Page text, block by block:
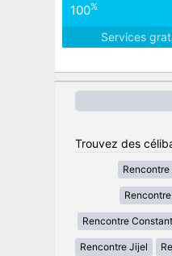
100%
Services
Trouvez des
Rencontre
Rencontre
Rencontre Jijel